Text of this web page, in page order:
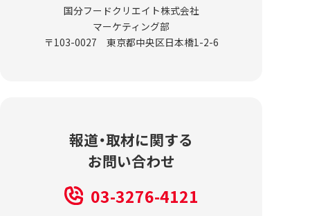
国分フードクリエイト株式会社
マーケティング部
〒103-0027 東京都中央区日本橋1-2-6
報道・取材に関する
お問い合わせ
03-3276-4121